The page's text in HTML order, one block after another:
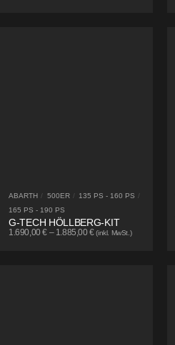
ABARTH / 500ER / 135 PS - 160 PS /
165 PS - 190 PS
G-TECH HÖLLBERG-KIT
1.690,00€ – 1.885,00€ (inkl. MwSt.)